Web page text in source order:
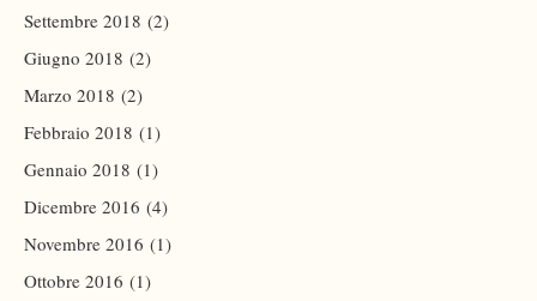
Settembre 2018 (2)
Giugno 2018 (2)
Marzo 2018 (2)
Febbraio 2018 (1)
Gennaio 2018 (1)
Dicembre 2016 (4)
Novembre 2016 (1)
Ottobre 2016 (1)